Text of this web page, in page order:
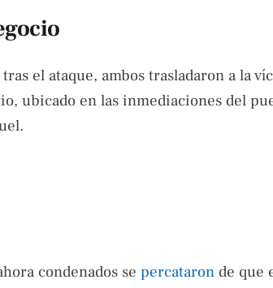
el ataque, ambos trasladaron a la
ubicado en las inmediaciones del
condenados se percataron de que